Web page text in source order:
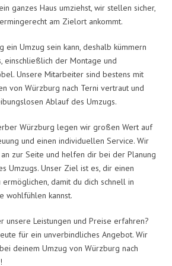
ganzes Haus umziehst, wir stellen sicher,
am Zielort ankommt.
ein Umzug sein kann, deshalb kümmern
einschließlich der Montage und
Unsere Mitarbeiter sind bestens mit
von Würzburg nach Terni vertraut und
Ablauf des Umzugs.
Würzburg legen wir großen Wert auf
und einen individuellen Service. Wir
zur Seite und helfen dir bei der Planung
Umzugs. Unser Ziel ist es, dir einen
damit du dich schnell in
wohlfühlen kannst.
unsere Leistungen und Preise erfahren?
für ein unverbindliches Angebot. Wir
deinem Umzug von Würzburg nach